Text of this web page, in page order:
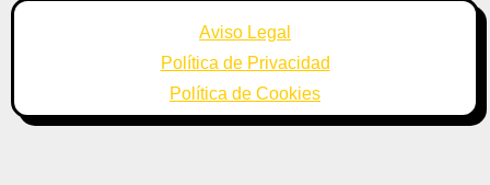
Aviso Legal
Política de Privacidad
Política de Cookies